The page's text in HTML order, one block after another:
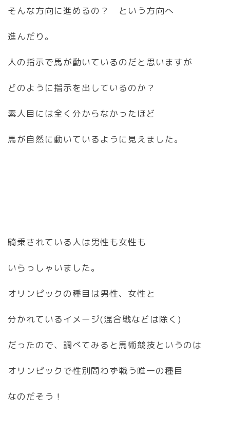
そんな方向に進めるの？ という方向へ
進んだり。
人の指示で馬が動いているのだと思いますが
どのように指示を出しているのか？
素人目には全く分からなかったほど
馬が自然に動いているように見えました。
騎乗されている人は男性も女性も
いらっしゃいました。
オリンピックの種目は男性、女性と
分かれているイメージ(混合戦などは除く)
だったので、調べてみると馬術競技というのは
オリンピックで性別問わず戦う唯一の種目
なのだそう！